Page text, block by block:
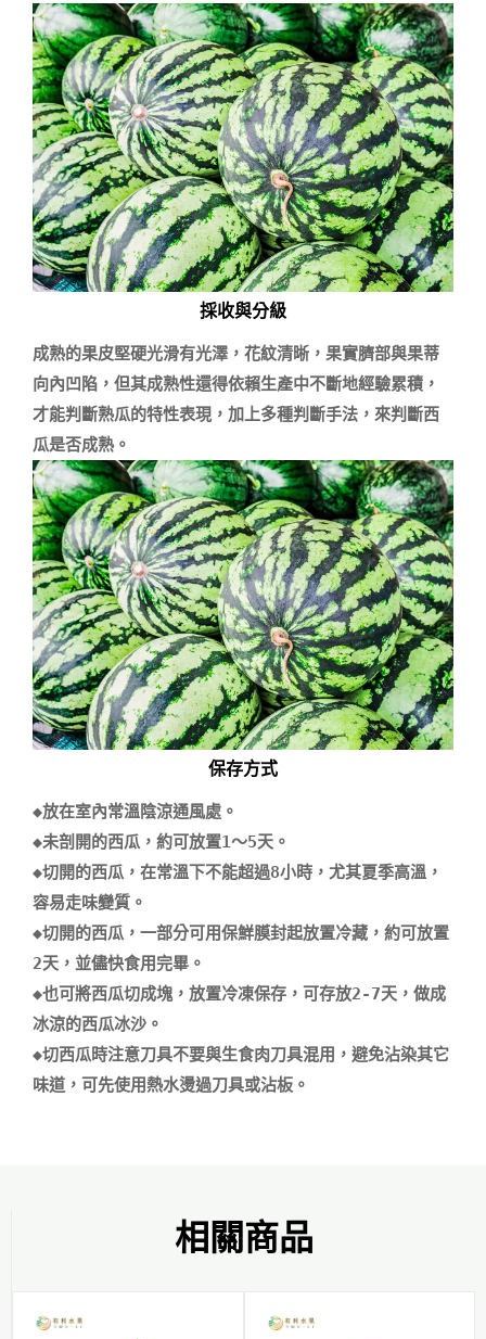
採收與分級
成熟的果皮堅硬光滑有光澤，花紋清晰，果實臍部與果蒂
向內凹陷，但其成熟性還得依賴生產中不斷地經驗累積，
才能判斷熟瓜的特性表現，加上多種判斷手法，來判斷西
保存方式
◆放在室內常溫陰涼通風處。
◆未剖開的西瓜，約可放置1～5天。
◆切開的西瓜，在常溫下不能超過8小時，尤其夏季高溫，
容易走味變質。
◆切開的西瓜，一部分可用保鮮膜封起放置冷藏，約可放置
2天，並儘快食用完畢。
◆也可將西瓜切成塊，放置冷凍保存，可存放2-7天，做成
冰涼的西瓜冰沙。
◆切西瓜時注意刀具不要與生食肉刀具混用，避免沾染其它
相關商品